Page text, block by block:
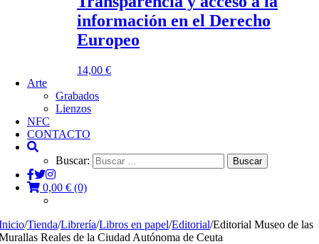
información en el Derecho
Europeo
14,00 €
Arte
Grabados
Lienzos
NFC
CONTACTO
Buscar:
0,00 € (0)
/Tienda/Librería/Libros en papel/Editorial/Editorial Museo de las
Reales de la Ciudad Autónoma de Ceuta